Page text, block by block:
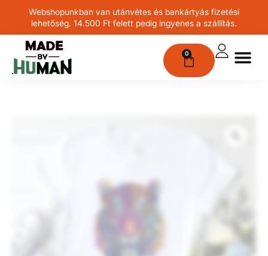
Webshopunkban van utánvétes és bankártyás fizetési
lehetőség. 14.500 Ft felett pedig ingyenes a szállítás.
0